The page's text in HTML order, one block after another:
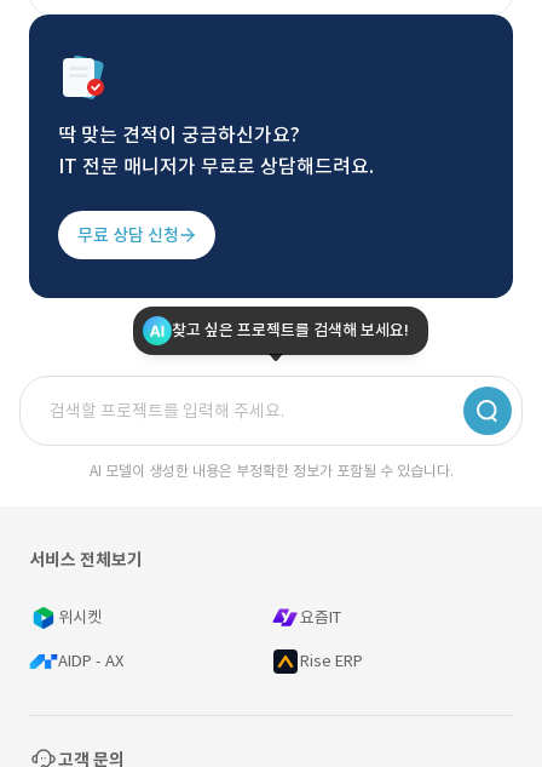
딱 맞는 견적이 궁금하신가요?
IT 전문 매니저가 무료로 상담해드려요.
무료 상담 신청
찾고 싶은 프로젝트를 검색해 보세요!
AI 모델이 생성한 내용은 부정확한 정보가 포함될 수 있습니다.
서비스 전체보기
위시켓 요즘IT
AIDP - AX Rise ERP
고객 문의